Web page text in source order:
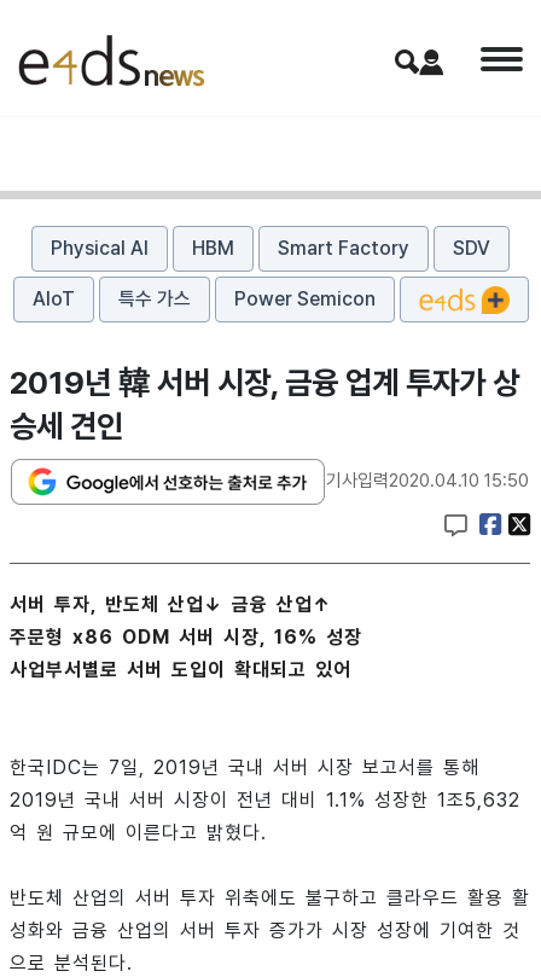
Physical AI HBM Smart Factory SDV
AIoT 특수 가스 Power Semicon
2019년 韓 서버 시장, 금융 업계 투자가 상
승세 견인
기사입력2020.04.10 15:50
서버 투자, 반도체 산업↓ 금융 산업↑
주문형 x86 ODM 서버 시장, 16% 성장
사업부서별로 서버 도입이 확대되고 있어
한국IDC는 7일, 2019년 국내 서버 시장 보고서를 통해
2019년 국내 서버 시장이 전년 대비 1.1% 성장한 1조5,632
억 원 규모에 이른다고 밝혔다.
반도체 산업의 서버 투자 위축에도 불구하고 클라우드 활용 활
성화와 금융 산업의 서버 투자 증가가 시장 성장에 기여한 것
으로 분석된다.